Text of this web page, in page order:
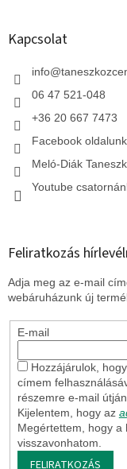
Kapcsolat
info@
06 47 521-048
+36 20 667 7473
Facebook oldalunk
Meló-Diák
Youtube
Feliratkozás
Adja meg az e-mail
webáruházunk új
E-mail
Hozzájárulok,
címem
részemre e-mail
Kijelentem, hogy az
Megértettem, hogy a
visszavonhatom.
FELIRATKOZÁS